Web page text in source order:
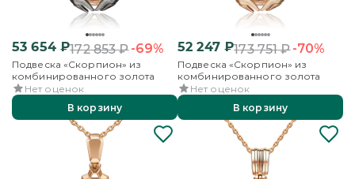
53 654₽172 853₽-69%
Подвеска «Скорпион» из
комбинированного золота
Нет оценок
В корзину
52 247₽173 751₽-70%
Подвеска «Скорпион» из
комбинированного золота
Нет оценок
В корзину